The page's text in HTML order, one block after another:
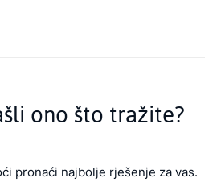
ono što tražite?
pronaći najbolje rješenje za vas.